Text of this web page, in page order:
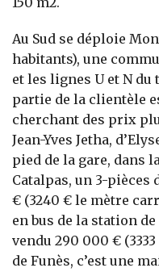
Au Sud se déploie
habitants), une
et les lignes U et N
partie de la clientèle
cherchant des prix
Jean-Yves Jetha,
pied de la gare, dans
Catalpas, un 3-pièces
€ (3240 € le mètre
en bus de la station de
vendu 290 000 €
de Funès, c’est une